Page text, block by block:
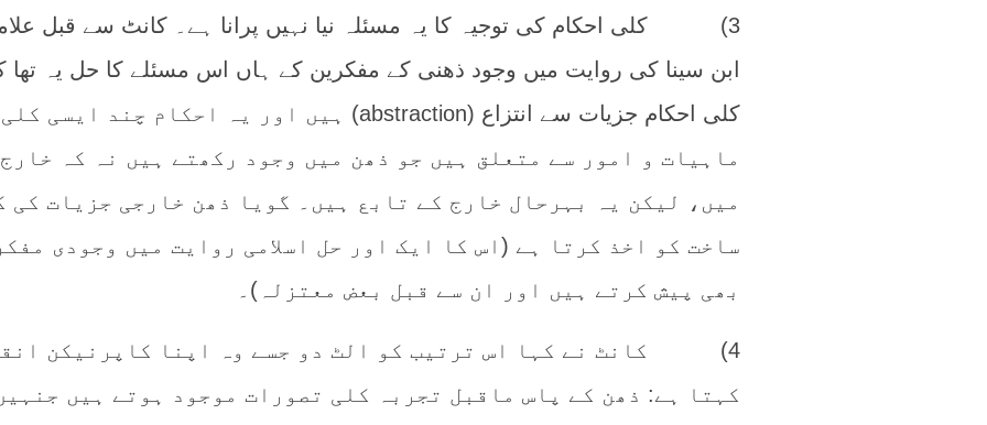
3) کلی احکام کی توجیہ کا یہ مسئلہ نیا نہیں پرانا ہے۔ کانٹ سے قبل
ابن سینا کی روایت میں وجود ذھنی کے مفکرین کے ہاں اس مسئلے کا حل یہ تھا
کلی احکام جزیات سے انتزاع (abstraction) ہیں اور یہ احکام چند ایسی کلی
ماہیات و امور سے متعلق ہیں جو ذھن میں وجود رکھتے ہیں نہ کہ خارج
میں، لیکن یہ بہرحال خارج کے تابع ہیں۔ گویا ذھن خارجی جزیات کی
ساخت کو اخذ کرتا ہے (اس کا ایک اور حل اسلامی روایت میں وجودی
بھی پیش کرتے ہیں اور ان سے قبل بعض معتزلہ)۔
4) کانٹ نے کہا اس ترتیب کو الٹ دو جسے وہ اپنا کاپرنیکن
کہتا ہے: ذھن کے پاس ماقبل تجربہ کلی تصورات موجود ہوتے ہیں